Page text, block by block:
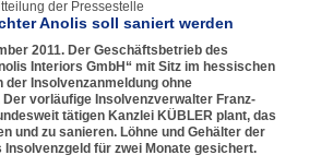
der Pressestelle
Anolis soll saniert werden
2011. Der Geschäftsbetrieb des
Interiors GmbH“ mit Sitz im hessischen
der Insolvenzanmeldung ohne
vorläufige Insolvenzverwalter Franz-
tätigen Kanzlei KÜBLER plant, das
und zu sanieren. Löhne und Gehälter der
Insolvenzgeld für zwei Monate gesichert.